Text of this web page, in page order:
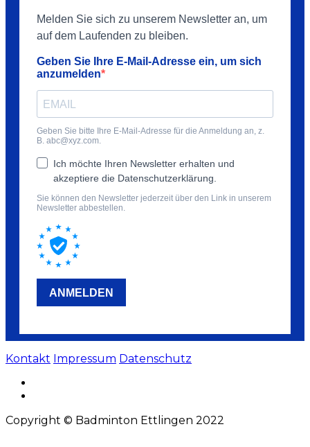
Kontakt Impressum Datenschutz
Copyright © Badminton Ettlingen 2022